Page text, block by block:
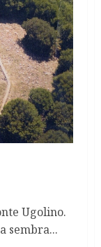
Ugolino.
sembra...